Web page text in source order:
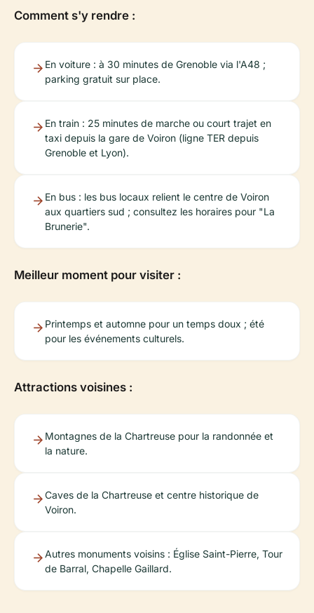
Comment s'y rendre :
En voiture : à 30 minutes de Grenoble via l'A48 ;
parking gratuit sur place.
En train : 25 minutes de marche ou court trajet en
taxi depuis la gare de Voiron (ligne TER depuis
Grenoble et Lyon).
En bus : les bus locaux relient le centre de Voiron
aux quartiers sud ; consultez les horaires pour "La
Brunerie".
Meilleur moment pour visiter :
Printemps et automne pour un temps doux ; été
pour les événements culturels.
Attractions voisines :
Montagnes de la Chartreuse pour la randonnée et
la nature.
Caves de la Chartreuse et centre historique de
Voiron.
Autres monuments voisins : Église Saint-Pierre, Tour
de Barral, Chapelle Gaillard.